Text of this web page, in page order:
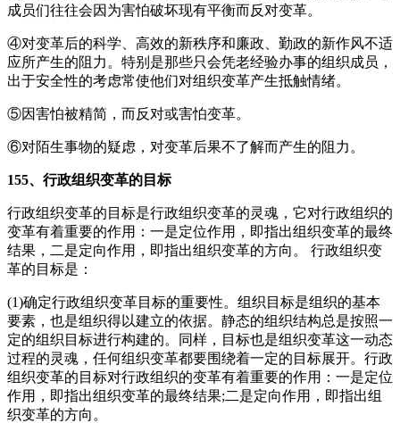
成员们往往会因为害怕破坏现有平衡而反对变革。
④对变革后的科学、高效的新秩序和廉政、勤政的新作风不适
应所产生的阻力。特别是那些只会凭老经验办事的组织成员，
出于安全性的考虑常使他们对组织变革产生抵触情绪。
⑤因害怕被精简，而反对或害怕变革。
⑥对陌生事物的疑虑，对变革后果不了解而产生的阻力。
155、行政组织变革的目标
行政组织变革的目标是行政组织变革的灵魂，它对行政组织的
变革有着重要的作用：一是定位作用，即指出组织变革的最终
结果，二是定向作用，即指出组织变革的方向。 行政组织变
革的目标是：
(1)确定行政组织变革目标的重要性。组织目标是组织的基本
要素，也是组织得以建立的依据。静态的组织结构总是按照一
定的组织目标进行构建的。同样，目标也是组织变革这一动态
过程的灵魂，任何组织变革都要围绕着一定的目标展开。行政
组织变革的目标对行政组织的变革有着重要的作用：一是定位
作用，即指出组织变革的最终结果;二是定向作用，即指出组
织变革的方向。